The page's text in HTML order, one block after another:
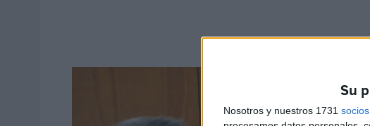
Su
Nosotros y nuestros 1731 socios